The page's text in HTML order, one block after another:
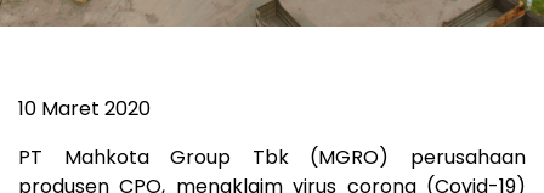
10 Maret 2020
PT Mahkota Group Tbk (MGRO) perusahaan
produsen CPO, mengklaim virus corona (Covid-19)